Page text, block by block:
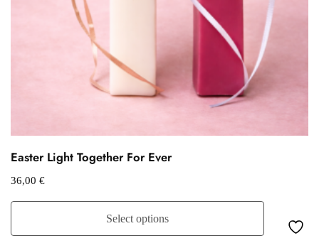
Easter Light Together For Ever
36,00 €
Select options